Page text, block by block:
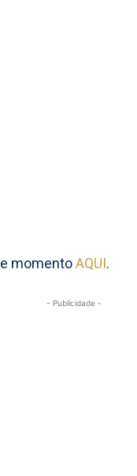
momentoAQUI.
- Publicidade -